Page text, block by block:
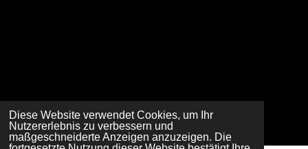
Diese Website verwendet Cookies, um Ihr
Nutzererlebnis zu verbessern und
maßgeschneiderte Anzeigen anzuzeigen. Die